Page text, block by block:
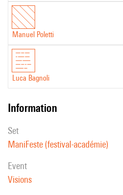
Manuel Poletti
Luca Bagnoli
information
set
ManiFeste (festival-académie)
event
Visions